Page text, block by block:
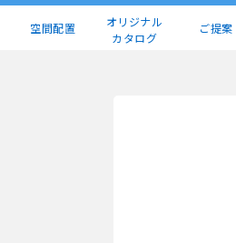
空間配置
オリジナル
カタログ
ご提案